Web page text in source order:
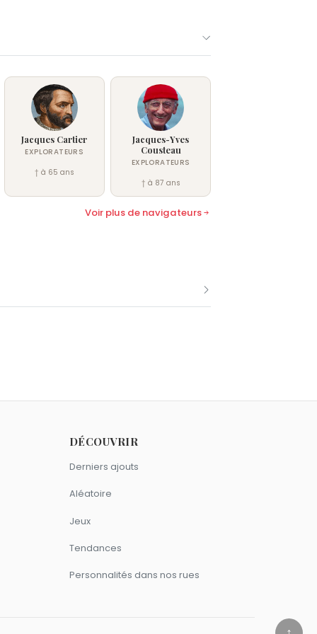
Jacques Cartier
EXPLORATEURS
† à 65 ans
Jacques-Yves
Cousteau
EXPLORATEURS
† à 87 ans
Voir plus de navigateurs
DÉCOUVRIR
Derniers ajouts
Aléatoire
Jeux
Tendances
Personnalités dans nos rues